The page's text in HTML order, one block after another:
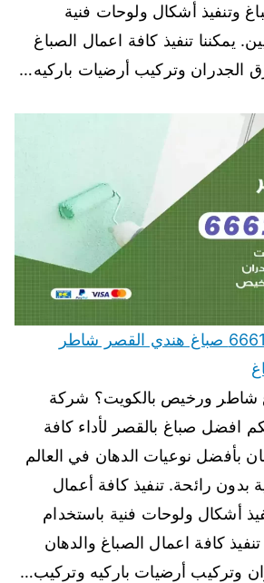
وتنفيذ أشكال ولوحات فنية
يمكننا تنفيذ كافة اعمال الصباغ
الجدران وتركيب أرضيات باركيه…
صباغ القصر 66616884 صباغ هندي القصر شاطر
ورخيص بالكويت؟ شركة
افضل صباغ بالقصر لأداء كافة
بأفضل نوعيات الدهان في العالم
بدون رائحة. تنفيذ كافة أعمال
أشكال ولوحات فنية باستخدام
تنفيذ كافة اعمال الصباغ والدهان
وتركيب أرضيات باركيه وتركيب…